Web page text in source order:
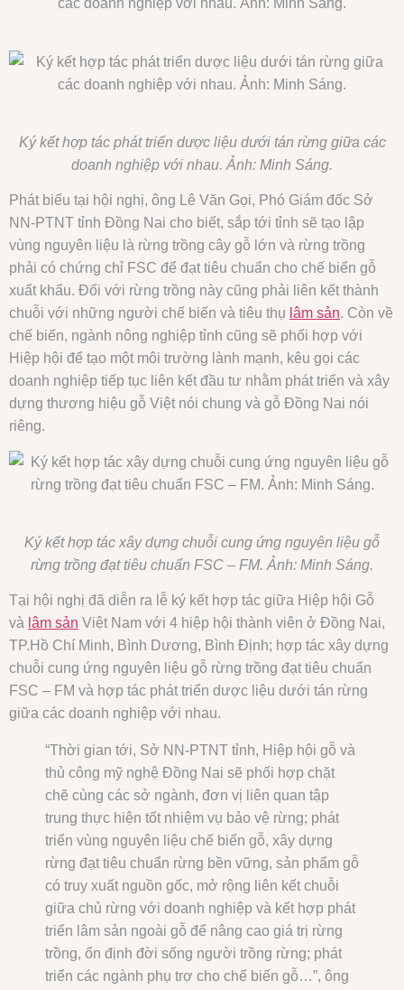
Ký kết hợp tác phát triển dược liệu dưới tán rừng giữa các
doanh nghiệp với nhau. Ảnh: Minh Sáng.
Phát biểu tại hội nghị, ông Lê Văn Gọi, Phó Giám đốc Sở
NN-PTNT tỉnh Đồng Nai cho biết, sắp tới tỉnh sẽ tạo lập
vùng nguyên liệu là rừng trồng cây gỗ lớn và rừng trồng
phải có chứng chỉ FSC để đạt tiêu chuẩn cho chế biến gỗ
xuất khẩu. Đối với rừng trồng này cũng phải liên kết thành
chuỗi với những người chế biến và tiêu thụ lâm sản. Còn về
chế biến, ngành nông nghiệp tỉnh cũng sẽ phối hợp với
Hiệp hội để tạo một môi trường lành mạnh, kêu gọi các
doanh nghiệp tiếp tục liên kết đầu tư nhằm phát triển và xây
dựng thương hiệu gỗ Việt nói chung và gỗ Đồng Nai nói
riêng.
Ký kết hợp tác xây dựng chuỗi cung ứng nguyên liệu gỗ
rừng trồng đạt tiêu chuẩn FSC – FM. Ảnh: Minh Sáng.
Tại hội nghị đã diễn ra lễ ký kết hợp tác giữa Hiệp hội Gỗ
và lâm sản Việt Nam với 4 hiệp hội thành viên ở Đồng Nai,
TP.Hồ Chí Minh, Bình Dương, Bình Định; hợp tác xây dựng
chuỗi cung ứng nguyên liệu gỗ rừng trồng đạt tiêu chuẩn
FSC – FM và hợp tác phát triển dược liệu dưới tán rừng
giữa các doanh nghiệp với nhau.
“Thời gian tới, Sở NN-PTNT tỉnh, Hiệp hội gỗ và
thủ công mỹ nghệ Đồng Nai sẽ phối hợp chặt
chẽ cùng các sở ngành, đơn vị liên quan tập
trung thực hiện tốt nhiệm vụ bảo vệ rừng; phát
triển vùng nguyên liệu chế biến gỗ, xây dựng
rừng đạt tiêu chuẩn rừng bền vững, sản phẩm gỗ
có truy xuất nguồn gốc, mở rộng liên kết chuỗi
giữa chủ rừng với doanh nghiệp và kết hợp phát
triển lâm sản ngoài gỗ để nâng cao giá trị rừng
trồng, ổn định đời sống người trồng rừng; phát
triển các ngành phụ trợ cho chế biến gỗ…”, ông